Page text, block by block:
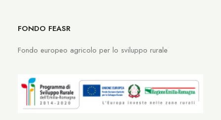
FONDO FEASR
Fondo europeo agricolo per lo sviluppo rurale